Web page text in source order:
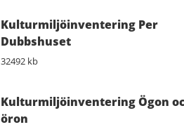
Kulturmiljöinventering Per
Dubbshuset
32492 kb
Kulturmiljöinventering Ögon
öron